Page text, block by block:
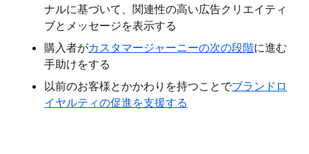
ナルに基づいて、関連性の高い広告クリエイティ
ブとメッセージを表示する
購入者がカスタマージャーニーの次の段階に進む
手助けをする
以前のお客様とかかわりを持つことでブランドロ
イヤルティの促進を支援する